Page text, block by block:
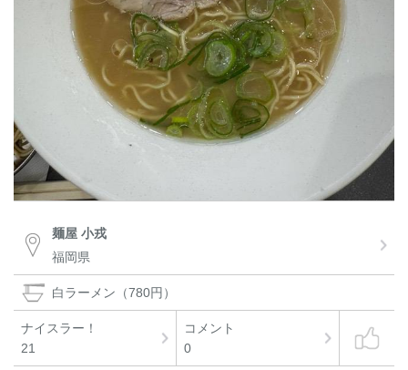
麺屋 小戎
福岡県
白ラーメン（780円）
ナイスラー！
21
コメント
0